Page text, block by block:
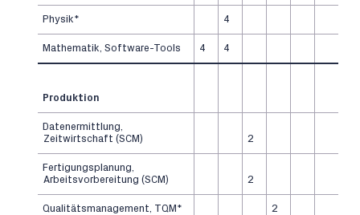
Physik* 4
Mathematik, Software-Tools 4 4
Produktion
Datenermittlung,
Zeitwirtschaft (SCM)
2
Fertigungsplanung,
Arbeitsvorbereitung (SCM)
2
Qualitätsmanagement, TQM* 2